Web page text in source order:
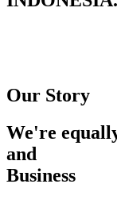
Our Story
We're
and
Business